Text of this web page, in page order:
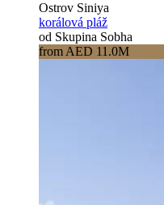
Ostrov Siniya
korálová pláž
od Skupina Sobha
from AED 11.0M